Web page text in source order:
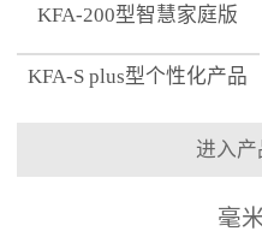
KFA-200型智慧家庭版
KFA-S plus型个性化产品
进入
毫